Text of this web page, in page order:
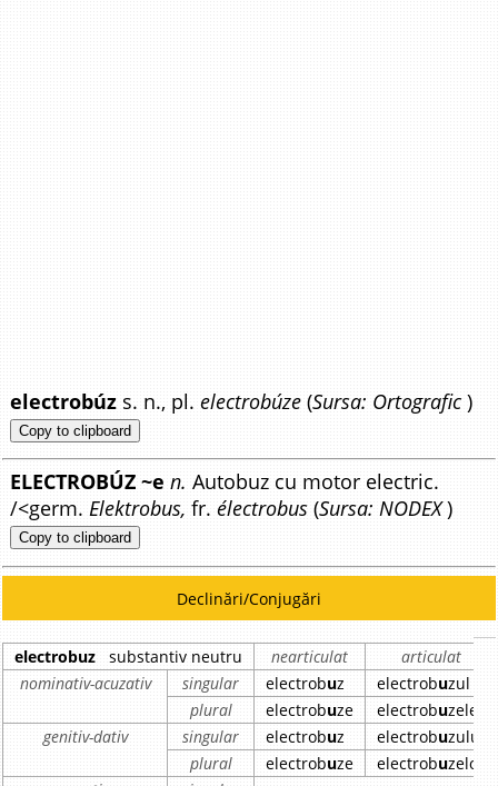
electrobúz s. n., pl.electrobúze (Sursa: Ortografic )
Copy to clipboard
ELECTROBÚZ ~e n. Autobuz cu motor electric.
/<germ.Elektrobus, fr.électrobus (Sursa: NODEX)
Copy to clipboard
Declinări/Conjugări
electrobuz substantiv neutru nearticulat
articulat
nominativ-acuzativ
singular electrobuz electrobuzul
plural
electrobuze electrobuzele
genitiv-dativ
singular electrobuz electrobuzului
plural
electrobuze electrobuzelor